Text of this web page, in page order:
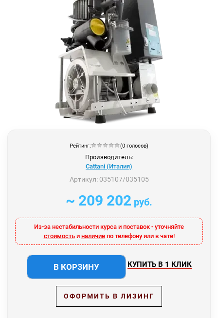
Рейтинг: (0 голосов)
Производитель:
Cattani (Италия)
Артикул:035107/035105
~ 209 202 руб.
Из-за нестабильности курса и поставок - уточняйте
стоимостьи наличиепо телефону или в чате!
В КОРЗИНУ КУПИТЬ В 1 КЛИК
ОФОРМИТЬ В ЛИЗИНГ